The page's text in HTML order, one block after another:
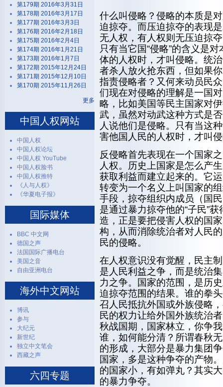
什么叫侵略？侵略的本质是
迫掠夺。而压迫掠夺的表现
无人权，有人权则无压迫掠
只有当它国“侵略”的含义是
体的人权时，才叫侵略。统
者杀人放火抢东西，但如果
指责侵略者？又何来动员民
们现在对侵略的理解是一国
略，比如美国等民主国家对
武，虽然对动武这种方式是
人说他们是侵略。只有当这
害他国人民的人权时，才叫
反侵略首先表现在一个国家
人权。历史上国家是怎么产
获取利益而建立起来的。它
转变为一个名义上叫国家的
手段，掠夺组织内成员（国
是通过暴力掠夺他的“子民”
造，正是要把侵害人权的国
构，从而消除统治者对人民
民的侵略。
在人权意识没有觉醒，民主
是人民利益之争，而是统治
力之争。国家的范围，是历
迫掠夺范围的结果。谁的拳
召人民抵抗外国或外族侵略
民的权力让给外国外族统治
秋战国期，国家林立，你争
谁，如何能分清？所谓春秋
的形成，大部分是暴力集团
国家，多是这种争夺的产物
的国家小，有如弹丸？其实
的暴力争夺。
第179期 2016年3月31日
第178期 2016年3月17日
第177期 2016年3月3日
第176期 2016年2月18日
第175期 2016年2月4日
第174期 2016年1月21日
第173期 2016年1月7日
第172期 2015年12月24日
第171期 2015年12月10日
第170期 2015年11月26日
更多
中国人权网站
中国人权
中国人权论坛
中国人权 YouTube
中国人权脸书
中国人权推特
《人与人权》
《华夏电子报》
国际媒体
BBC 中文网
德国之声
法国国际广播电台
美国之音
自由亚洲电台
海外中文网站
博讯
参与
大纪元
新世纪
独立中文笔会
西藏之声
六四专题